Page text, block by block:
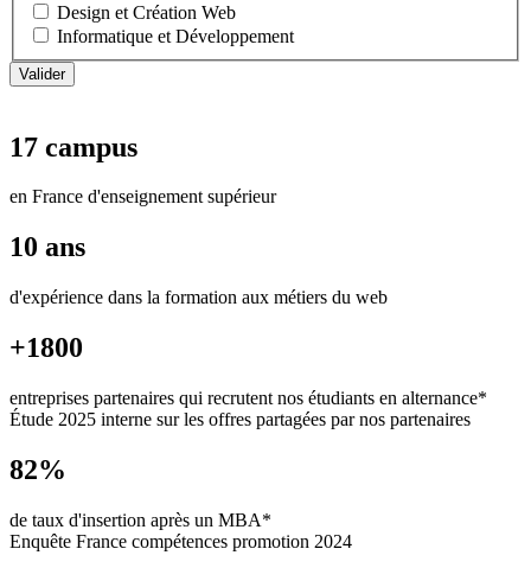
Design et Création Web
Informatique et Développement
17 campus
en France d'enseignement supérieur
10 ans
d'expérience dans la formation aux métiers du web
+1800
entreprises partenaires qui recrutent nos étudiants en alternance*
Étude 2025 interne sur les offres partagées par nos partenaires
82%
de taux d'insertion après un MBA*
Enquête France compétences promotion 2024